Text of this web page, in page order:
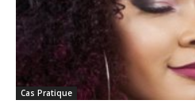
Cas Pratique